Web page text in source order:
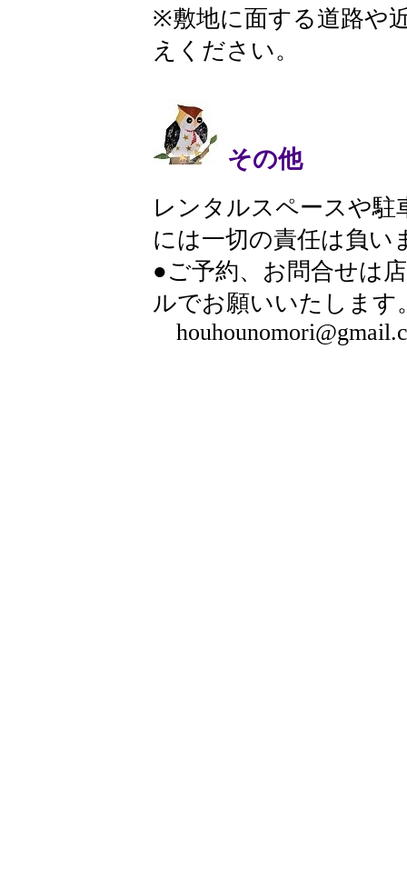
※敷地に面する道路や
えください。
その他
レンタルスペースや
には一切の責任は負い
●ご予約、お問合せは
ルでお願いいたします